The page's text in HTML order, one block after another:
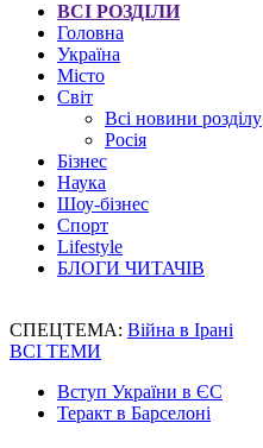
ВСІ РОЗДІЛИ
Головна
Україна
Місто
Світ
Всі новини розділу
Росія
Бізнес
Наука
Шоу-бізнес
Спорт
Lifestyle
БЛОГИ ЧИТАЧІВ
СПЕЦТЕМА: Війна в Ірані
ВСІ ТЕМИ
Вступ України в ЄС
Теракт в Барселоні